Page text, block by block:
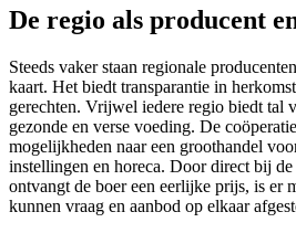
De regio als producent
Steeds vaker staan regionale
kaart. Het biedt transparantie in
gerechten. Vrijwel iedere regio biedt tal
gezonde en verse voeding. De
mogelijkheden naar een groothandel
instellingen en horeca. Door direct bij
ontvangt de boer een eerlijke prijs, is er
kunnen vraag en aanbod op elkaar